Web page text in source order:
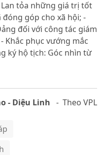
tỏa những giá trị tốt
đóng góp cho xã hội; -
đối với công tác giám
Khắc phục vướng mắc
ký hộ tịch: Góc nhìn từ
- Diệu Linh - Theo VPL